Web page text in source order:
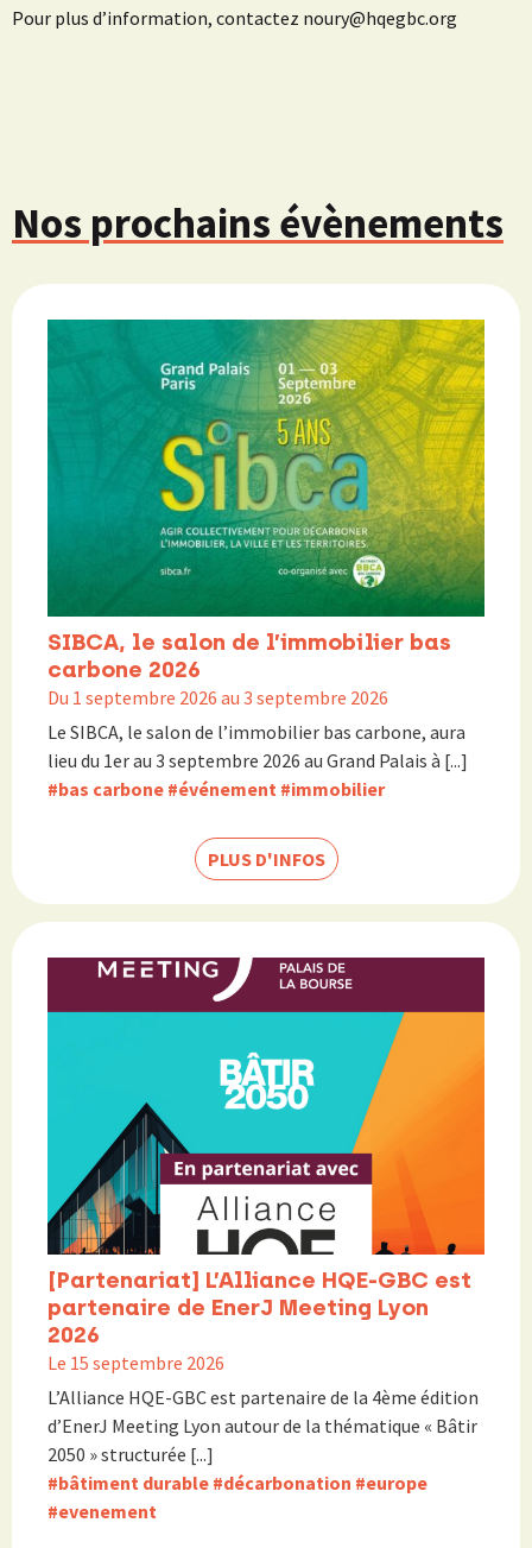
Pour plus d’information, contactez noury@hqegbc.org
Nos prochains évènements
SIBCA, le salon de l’immobilier bas
carbone 2026
Du 1 septembre 2026 au 3 septembre 2026
Le SIBCA, le salon de l’immobilier bas carbone, aura
lieu du 1er au 3 septembre 2026 au Grand Palais à [...]
#bas carbone #événement #immobilier
PLUS D'INFOS
[Partenariat] L’Alliance HQE-GBC est
partenaire de EnerJ Meeting Lyon
2026
Le 15 septembre 2026
L’Alliance HQE-GBC est partenaire de la 4ème édition
d’EnerJ Meeting Lyon autour de la thématique « Bâtir
2050 » structurée [...]
#bâtiment durable #décarbonation #europe
#evenement